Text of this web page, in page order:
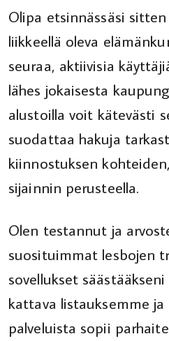
Olipa etsinnässäsi
liikkeellä oleva
seuraa, aktiivisia
lähes jokaisesta
alustoilla voit kätevästi
suodattaa hakuja
kiinnostuksen
sijainnin perusteella.
Olen testannut ja
suosituimmat lesbojen
sovellukset
kattava listauksemme
palveluista sopii